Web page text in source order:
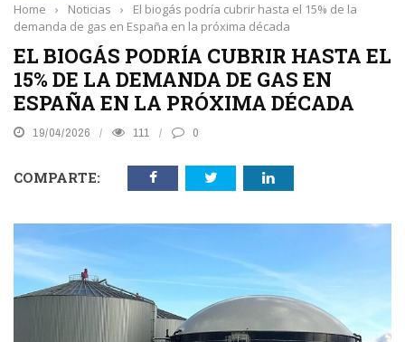
Home › Noticias ›
El biogás podría cubrir hasta el 15% de la
demanda de gas en España en la próxima década
EL BIOGÁS PODRÍA CUBRIR HASTA EL
15% DE LA DEMANDA DE GAS EN
ESPAÑA EN LA PRÓXIMA DÉCADA
19/04/2026 111 0
COMPARTE: